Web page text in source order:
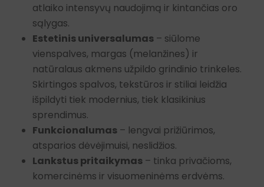
atlaiko intensyvų naudojimą ir kintančias oro
sąlygas.
Estetinis universalumas – siūlome
vienspalves, margas (melanžines) ir
natūralaus akmens užpildo grindinio trinkeles.
Skirtingos spalvos, tekstūros ir stiliai leidžia
išpildyti tiek modernius, tiek klasikinius
sprendimus.
Funkcionalumas – lengvai prižiūrimos,
atsparios dėvėjimuisi, neslidžios.
Lankstus pritaikymas – tinka privačioms,
komercinėms ir visuomeninėms erdvėms.